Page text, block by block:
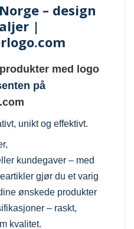
– design
|
med logo
på
unikt og effektivt.
kundegaver – med
gjør du et varig
ønskede produkter
– raskt,
kvalitet.